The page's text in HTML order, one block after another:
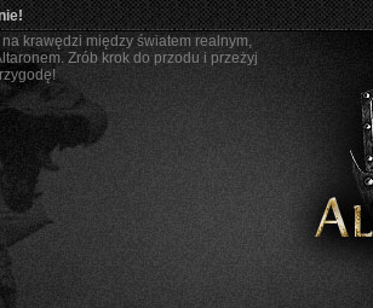
krawędzi między światem realnym,
Zrób krok do przodu i przeżyj